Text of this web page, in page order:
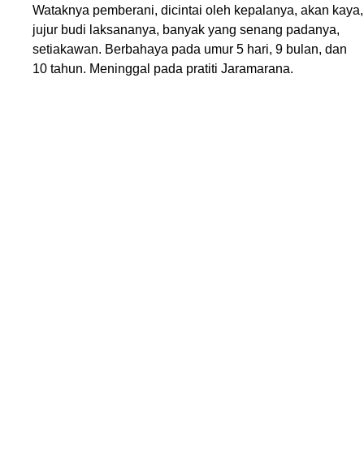
Wataknya pemberani, dicintai oleh kepalanya, akan kaya,
jujur budi laksananya, banyak yang senang padanya,
setiakawan. Berbahaya pada umur 5 hari, 9 bulan, dan
10 tahun. Meninggal pada pratiti Jaramarana.